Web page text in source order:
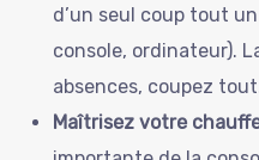
d’un seul coup tout
console, ordinateur).
absences, coupez
Maîtrisez votre